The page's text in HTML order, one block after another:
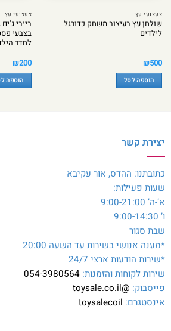
צעצועי עץ
שולחן עץ בעיצוב משחק כדורגל
לילדים
₪500
הוספה לסל
צעצועי עץ
בייבי
לחדר
₪200
הוספה
יצירת קשר
כתובתנו: ההדס, אור עקיבא
שעות פעילות:
א’-ה’ 9:00-21:00
ו’ 9:00-14:30
שבת סגור
*מענה אנושי בשירות עד השעה 20:00
*שירות הודעות ארצי 24/7
שירות לקוחות והזמנות: 054-3980564
פייסבוק: @toysale.co.il
אינסטגרם: toysalecoil